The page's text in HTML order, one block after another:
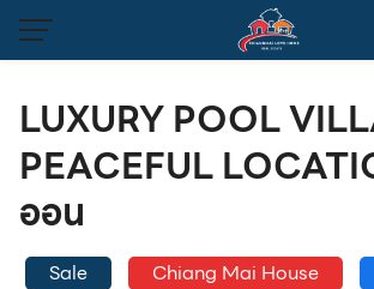
LUXURY POOL
PEACEFUL
ออน
Sale Chiang Mai House